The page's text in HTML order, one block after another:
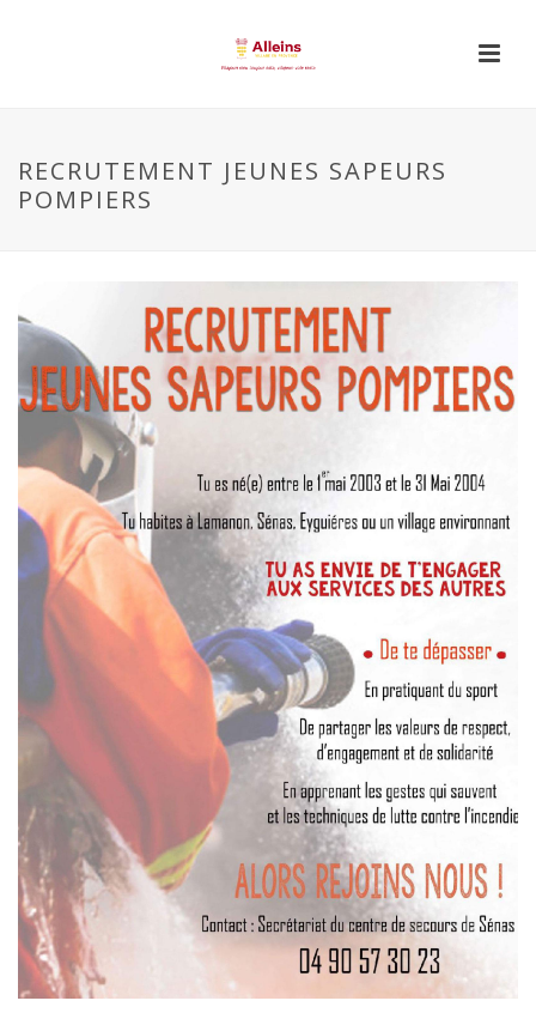
RECRUTEMENT JEUNES SAPEURS
POMPIERS